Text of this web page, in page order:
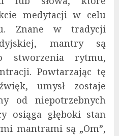
medytacji w celu
Znane w tradycji
mantry są
stworzenia rytmu,
Powtarzając tę
umysł zostaje
od niepotrzebnych
osiąga głęboki stan
mantrami są „Om”,